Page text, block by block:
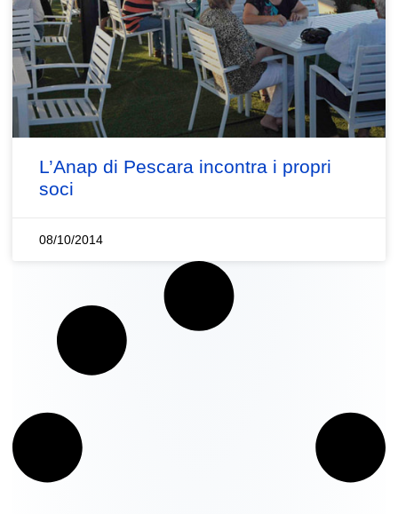
L’Anap di Pescara incontra i propri
soci
08/10/2014